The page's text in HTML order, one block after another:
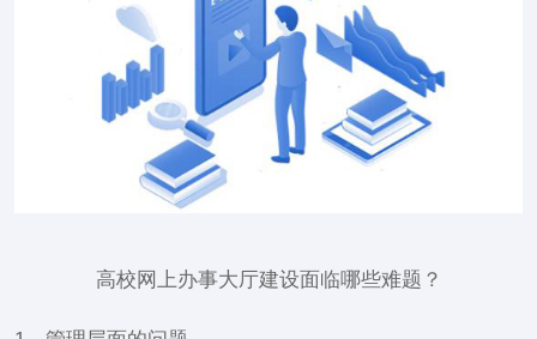
高校网上办事大厅建设面临哪些难题？